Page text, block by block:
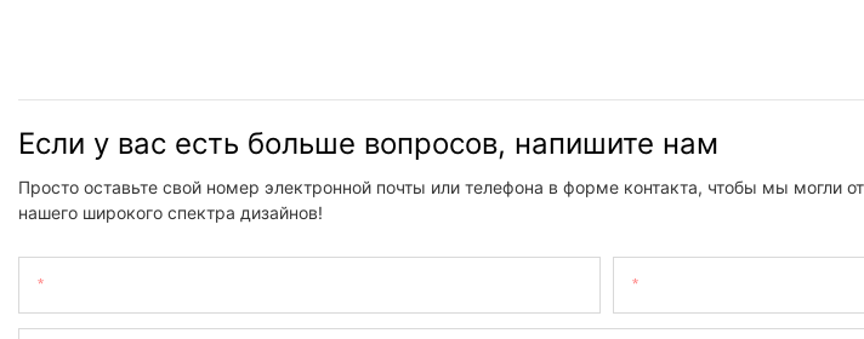
Если у вас есть больше вопросов, напишите нам
Просто оставьте свой номер электронной почты или телефона в форме контакта, чтобы мы могли
нашего широкого спектра дизайнов!